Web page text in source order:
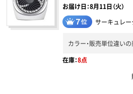
お届け日：8月11日（火）
サーキュレ
カラー・販売単位違い
在庫：8点